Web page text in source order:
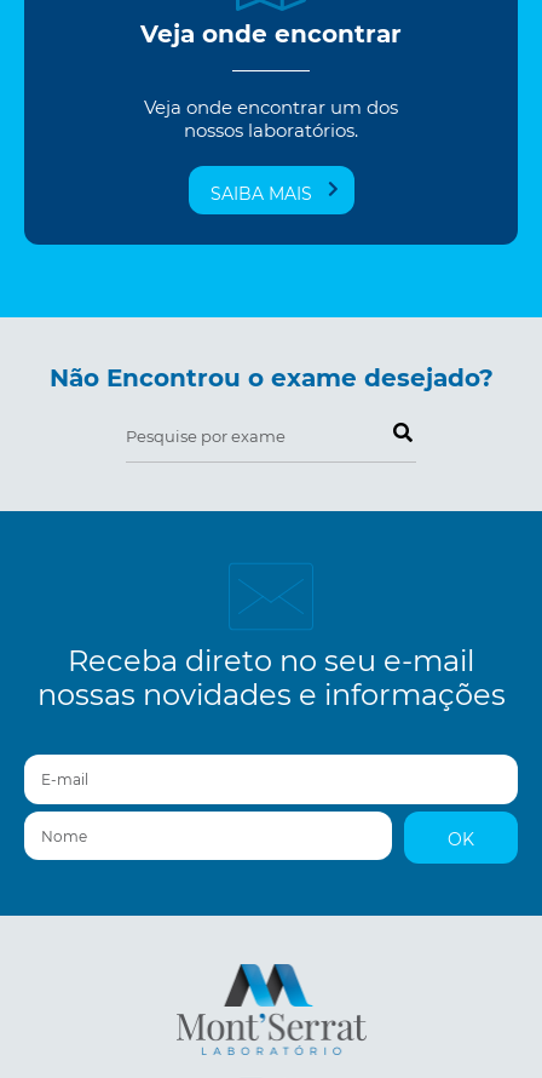
Veja onde encontrar
Veja onde encontrar um dos
nossos laboratórios.
SAIBA MAIS
Não Encontrou o exame desejado?
Pesquise por exame
Receba direto no seu e-mail
nossas novidades e informações
E-mail
Nome
OK